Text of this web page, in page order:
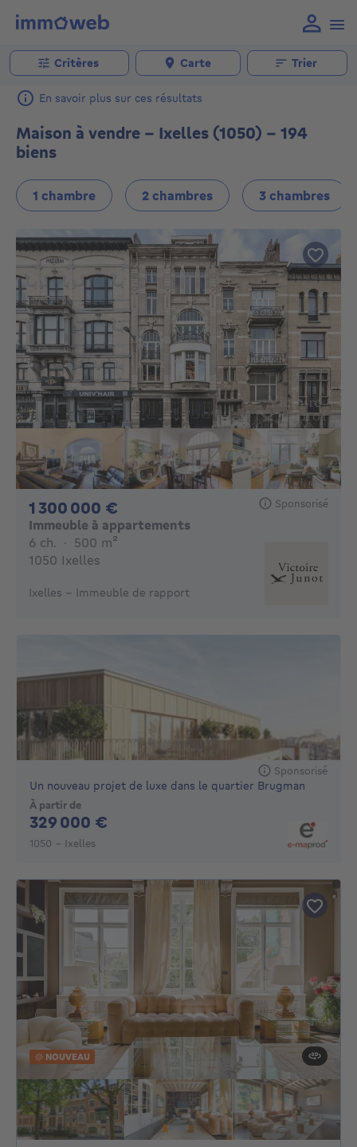
Critères Carte Trier
En savoir plus sur ces résultats
Maison à vendre - Ixelles (1050) - 194
biens
1 chambre 2 chambres 3 chambres
1 300 000 € Sponsorisé
Immeuble à appartements
6 ch. 6 chambres
· 500 m²
1050 Ixelles
Ixelles - Immeuble de rapport
Sponsorisé
Un nouveau projet de luxe dans le quartier Brugman
À partir de
329 000 €
1050 - Ixelles
NOUVEAU